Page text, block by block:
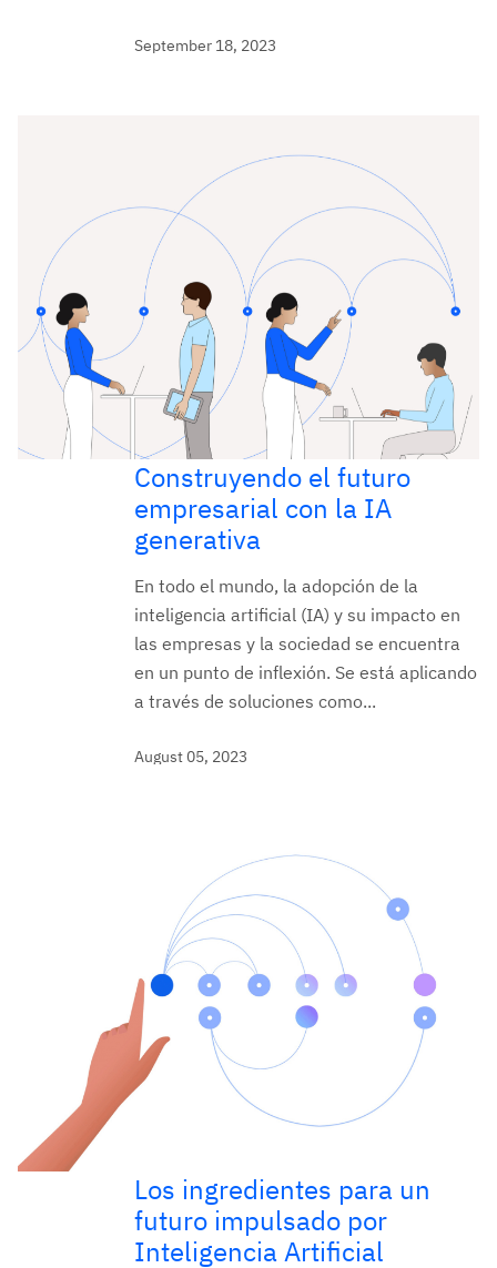
September 18, 2023
Construyendo el futuro
empresarial con la IA
generativa
En todo el mundo, la adopción de la
inteligencia artificial (IA) y su impacto en
las empresas y la sociedad se encuentra
en un punto de inflexión. Se está aplicando
a través de soluciones como...
August 05, 2023
Los ingredientes para un
futuro impulsado por
Inteligencia Artificial